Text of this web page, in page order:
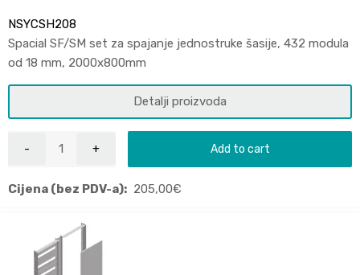
NSYCSH208
Spacial SF/SM set za spajanje jednostruke šasije, 432 modula
od 18 mm, 2000x800mm
Detalji proizvoda
Add to cart
Cijena (bez PDV-a): 205,00€